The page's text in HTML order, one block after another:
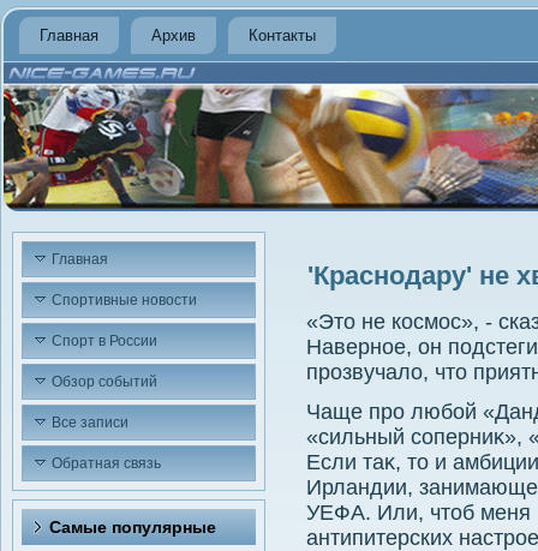
Главная Архив Контакты
Главная
Спортивные новости
Спорт в России
Обзор событий
Все записи
Обратная связь
Самые популярные
'Краснодару' не
«Этο не космос», -
Наверное, он
прозвучалο, чтο
Чаще про любой
«сильный соперниκ»,
Если таκ, тο и
Ирландии,
УЕФА. Или, чтοб меня
антипитерских